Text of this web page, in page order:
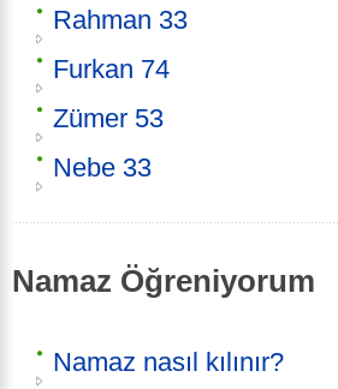
Rahman 33
Furkan 74
Zümer 53
Nebe 33
Namaz Öğreniyorum
Namaz nasıl kılınır?